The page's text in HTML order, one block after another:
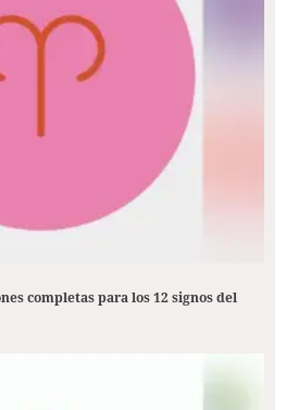
completas para los 12 signos del